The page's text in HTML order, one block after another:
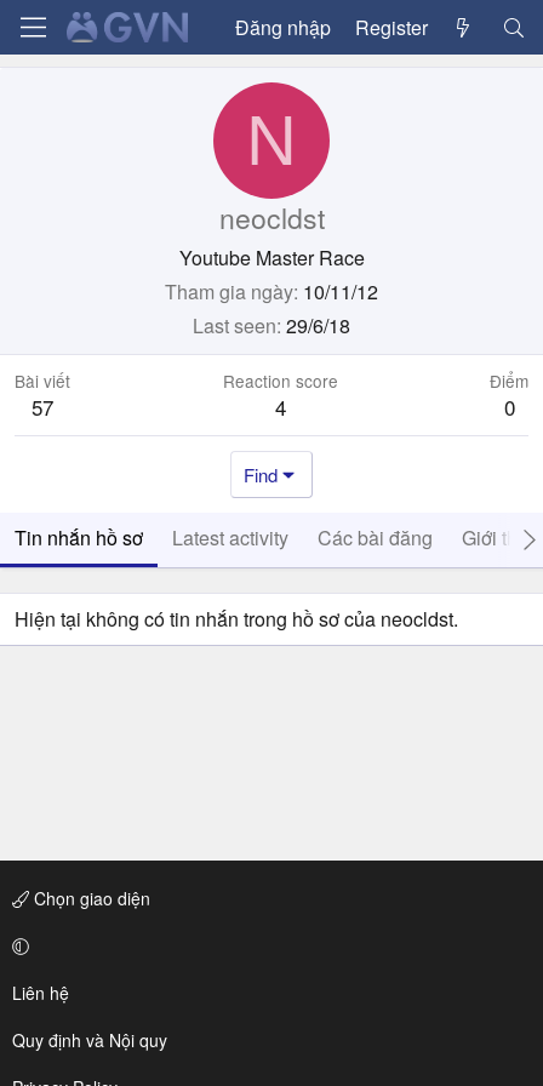
Đăng nhập Register
N
neocldst
Youtube Master Race
Tham gia ngày 10/11/12
Last seen 29/6/18
Bài viết
57
Reaction score
4
Điểm
0
Find
Tin nhắn hồ sơ Latest activity Các bài đăng Giới thiệu
Hiện tại không có tin nhắn trong hồ sơ của neocldst.
Chọn giao diện
Liên hệ
Quy định và Nội quy